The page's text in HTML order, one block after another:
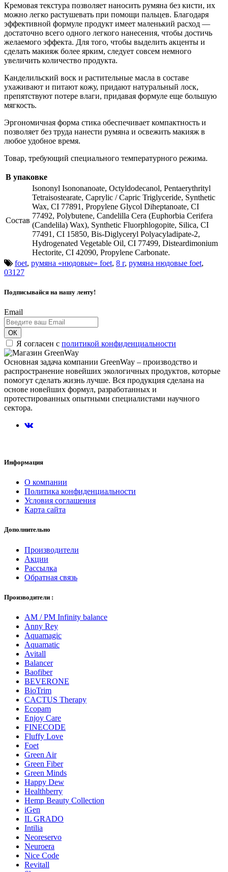
Кремовая текстура позволяет наносить румяна без кисти, их
можно легко растушевать при помощи пальцев. Благодаря
эффективной формуле продукт имеет маленький расход —
достаточно всего одного легкого нанесения, чтобы достичь
желаемого эффекта. Для того, чтобы выделить акценты и
сделать макияж более ярким, следует совсем немного
увеличить количество продукта.
Канделильский воск и растительные масла в составе
ухаживают и питают кожу, придают натуральный лоск,
препятствуют потере влаги, придавая формуле еще большую
мягкость.
Эргономичная форма стика обеспечивает компактность и
позволяет без труда нанести румяна и освежить макияж в
любое удобное время.
Товар, требующий специального температурного режима.
В упаковке
Состав
Isononyl Isononanoate, Octyldodecanol, Pentaerythrityl
Tetraisostearate, Caprylic / Capric Triglyceride, Synthetic
Wax, CI 77891, Propylene Glycol Diheptanoate, CI
77492, Polybutene, Candelilla Cera (Euphorbia Cerifera
(Candelila) Wax), Synthetic Fluorphlogopite, Silica, CI
77491, CI 15850, Bis-Diglyceryl Polyacyladipate-2,
Hydrogenated Vegetable Oil, CI 77499, Disteardimonium
Hectorite, CI 42090, Propylene Carbonate.
foet, румяна «нюдовые» foet, 8 г, румяна нюдовые foet,
03127
Подписывайся на нашу ленту!
Email
ОК
Я согласен с политикой конфиденциальности
Основная задача компании GreenWay – производство и
распространение новейших экологичных продуктов, которые
помогут сделать жизнь лучше. Вся продукция сделана на
основе новейших формул, разработанных и
протестированных опытными специалистами научного
сектора.
Информация
О компании
Политика конфиденциальности
Условия соглашения
Карта сайта
Дополнительно
Производители
Акции
Рассылка
Обратная связь
Производители :
AM / PM Infinity balance
Anny Rey
Aquamagic
Aquamatic
Avitall
Balancer
Baofiber
BEVERONE
BioTrim
CACTUS Therapy
Ecopam
Enjoy Care
FINECODE
Fluffy Love
Foet
Green Air
Green Fiber
Green Minds
Happy Dew
Healthberry
Hemp Beauty Collection
iGen
IL GRADO
Intilia
Neoreservo
Neuroera
Nice Code
Revitall